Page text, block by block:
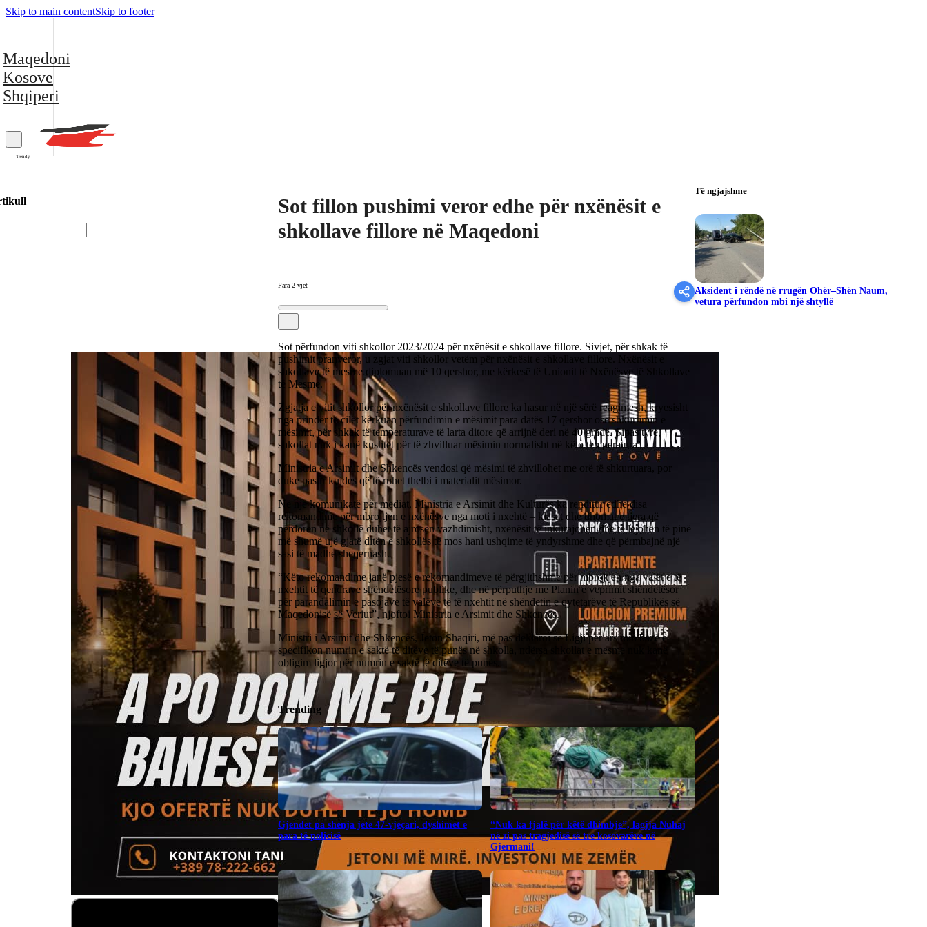
Skip to main contentSkip to footer
Maqedoni
Kosove
Shqiperi
Trendy
Sot fillon pushimi veror edhe për nxënësit e
shkollave fillore në Maqedoni
Para 2 vjet
Sot përfundon viti shkollor 2023/2024 për nxënësit e shkollave fillore. Sivjet, për shkak të
pushimit pranveror, u zgjat viti shkollor vetëm për nxënësit e shkollave fillore. Nxënësit e
shkollave të mesme diplomuan më 10 qershor, me kërkesë të Unionit të Nxënësve të Shkollave
të Mesme.
Zgjatja e vitit shkollor për nxënësit e shkollave fillore ka hasur në një sërë reagimesh, kryesisht
nga prindër të cilët kërkuan përfundimin e mësimit para datës 17 qershor ose shkurtimin e
mësimit, për shkak të temperaturave të larta ditore që arrijnë deri në 40 gradë. Sipas tyre,
shkollat ​​nuk i kanë kushtet për të zhvilluar mësimin normalisht në këto temperatura.
Ministria e Arsimit dhe Shkencës vendosi që mësimi të zhvillohet me orë të shkurtuara, por
duke pasur kujdes që të ruhet thelbi i materialit mësimor.
Në një komunikatë për mediat, Ministria e Arsimit dhe Kulturës ka renditur edhe disa
rekomandime për mbrojtjen e nxënësve nga moti i nxehtë – klasat dhe dhomat e tjera që
përdoren në shkollë duhet të ajrosen vazhdimisht, nxënësit të inkurajohen dhe të lejohen të pinë
më shumë ujë gjatë ditën e shkollës të mos hani ushqime të yndyrshme dhe që përmbajnë një
sasi të madhe sheqernash.
“Këto rekomandime janë pjesë e rekomandimeve të përgjithshme për mbrojtjen nga valët e të
nxehtit të qendrave shëndetësore publike, dhe në përputhje me Planin e veprimit shëndetësor
për parandalimin e pasojave të valëve të të nxehtit në shëndetin e qytetarëve të Republikës së
Maqedonisë së Veriut”, njoftoi Ministria e Arsimit dhe Shkencës.
Ministri i Arsimit dhe Shkencës, Jeton Shaqiri, më pas deklaroi se Ligji për arsimin bazë e
specifikon numrin e saktë të ditëve të punës në shkolla, ndërsa shkollat ​​e mesme nuk kanë
obligim ligjor për numrin e saktë të ditëve të punës.
Trending
Gjendet pa shenja jete 47-vjeçari, dyshimet e
para të policisë
“Nuk ka fjalë për këtë dhimbje”, lagjja Nuhaj
në zi pas tragjedisë së tre kosovarëve në
Gjermani!
Të ngjajshme
Aksident i rëndë në rrugën Ohër–Shën Naum,
vetura përfundon mbi një shtyllë